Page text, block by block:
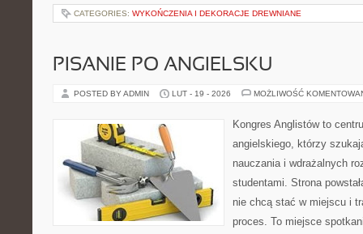
CATEGORIES: WYKOŃCZENIA I DEKORACJE DREWNIANE
PISANIE PO ANGIELSKU
POSTED BY ADMIN LUT - 19 - 2026 MOŻLIWOŚĆ
Kongres Anglistów to
angielskiego, którzy
nauczania i wdrażalnych
studentami. Strona
nie chcą stać w miejscu i
proces. To miejsce